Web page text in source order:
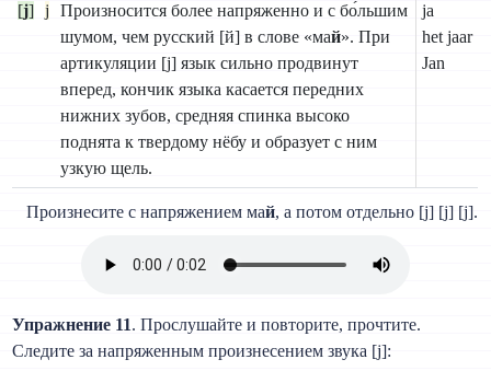
[j] j
Произносится более напряженно и с бо́льшим
шумом, чем русский [й] в слове «май». При
артикуляции [j] язык сильно продвинут
вперед, кончик языка касается передних
нижних зубов, средняя спинка высоко
поднята к твердому нёбу и образует с ним
узкую щель.
ja
het jaar
Jan
Произнесите с напряжением май, а потом отдельно [j] [j] [j].
Упражнение 11. Прослушайте и повторите, прочтите.
Следите за напряженным произнесением звука [j]: